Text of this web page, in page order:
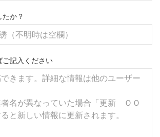
か？
ご記入ください